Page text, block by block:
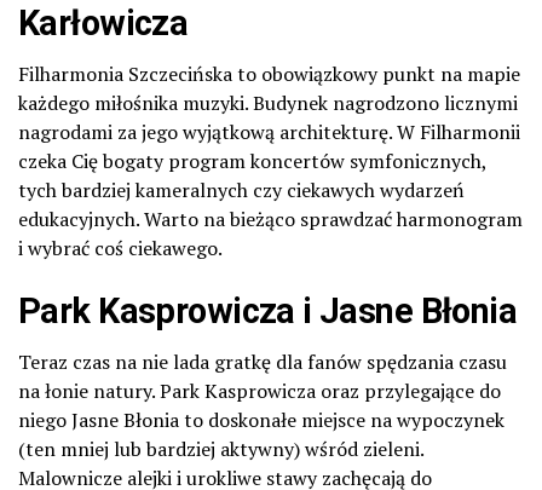
Karłowicza
Filharmonia Szczecińska to obowiązkowy punkt na mapie
każdego miłośnika muzyki. Budynek nagrodzono licznymi
nagrodami za jego wyjątkową architekturę. W Filharmonii
czeka Cię bogaty program koncertów symfonicznych,
tych bardziej kameralnych czy ciekawych wydarzeń
edukacyjnych. Warto na bieżąco sprawdzać harmonogram
i wybrać coś ciekawego.
Park Kasprowicza i Jasne Błonia
Teraz czas na nie lada gratkę dla fanów spędzania czasu
na łonie natury. Park Kasprowicza oraz przylegające do
niego Jasne Błonia to doskonałe miejsce na wypoczynek
(ten mniej lub bardziej aktywny) wśród zieleni.
Malownicze alejki i urokliwe stawy zachęcają do